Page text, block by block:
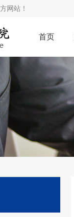
网站！
首页